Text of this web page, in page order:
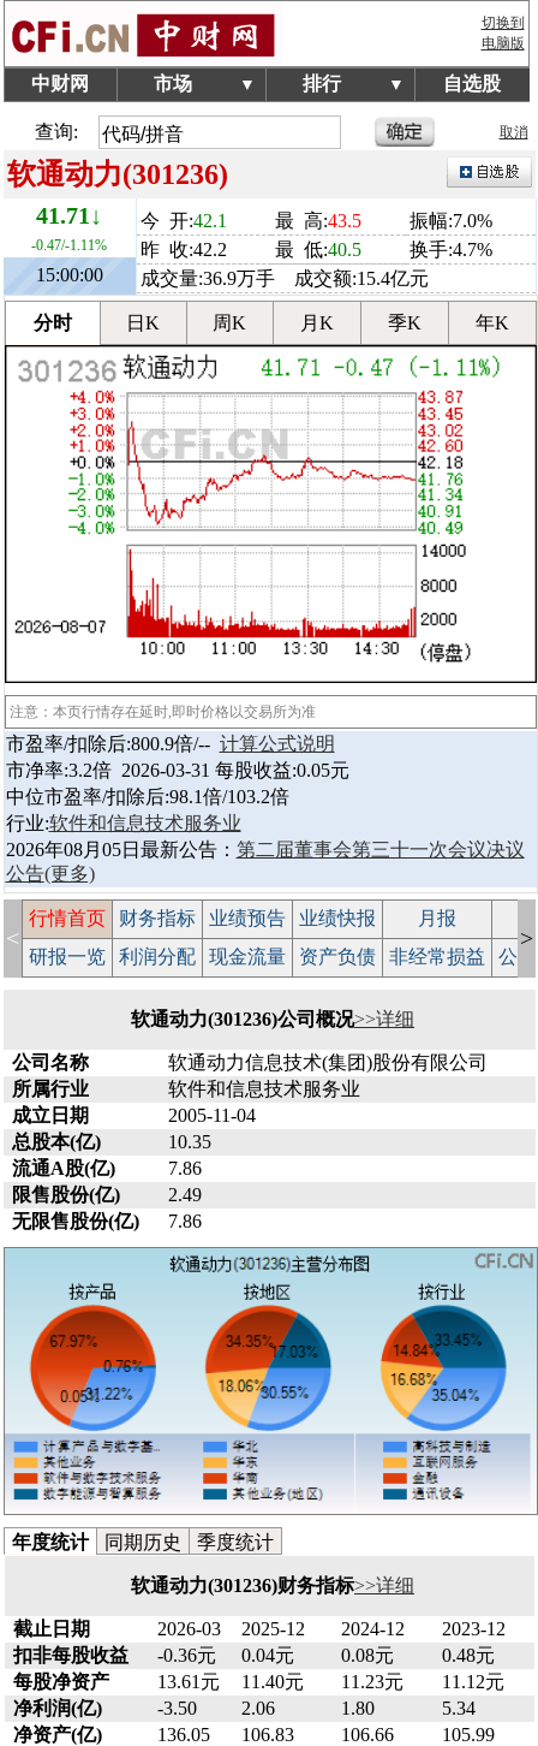
切换到
电脑版
中财网 市场 ▼ 排行 ▼ 自选股
查询: 取消
软通动力(301236)
41.71↓
-0.47/-1.11%
15:00:00
今 开:42.1 最 高:43.5
振幅:7.0%
昨 收:42.2
最 低:40.5
换手:4.7%
成交量:36.9万手 成交额:15.4亿元
分时 日K 周K 月K 季K 年K
注意：本页行情存在延时,即时价格以交易所为准
市盈率/扣除后:800.9倍/-- 计算公式说明
市净率:3.2倍 2026-03-31 每股收益:0.05元
中位市盈率/扣除后:98.1倍/103.2倍
行业:软件和信息技术服务业
2026年08月05日最新公告： 第二届董事会第三十一次会议决议
公告(更多)
<
行情首页 财务指标 业绩预告 业绩快报 月报
研报一览
利润分配 现金流量 资产负债 非经常损益 公
>
软通动力(301236)公司概况>>详细
公司名称
软通动力信息技术(集团)股份有限公司
所属行业
软件和信息技术服务业
成立日期
2005-11-04
总股本(亿)
10.35
流通A股(亿)
7.86
限售股份(亿)
2.49
无限售股份(亿)
7.86
年度统计 同期历史 季度统计
软通动力(301236)财务指标>>详细
截止日期 2026-03 2025-12 2024-12
2023-12
扣非每股收益
-0.36元 0.04元 0.08元
0.48元
每股净资产
13.61元 11.40元 11.23元
11.12元
净利润(亿)
-3.50 2.06 1.80
5.34
净资产(亿)
136.05 106.83 106.66
105.99